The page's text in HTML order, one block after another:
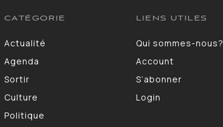
CATÉGORIE
Actualité
Agenda
Sortir
Culture
Politique
LIENS UTILES
Qui sommes-nous?
Account
S’abonner
Login